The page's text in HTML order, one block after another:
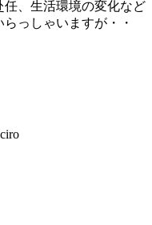
、生活環境の変化など
っしゃいますが・・